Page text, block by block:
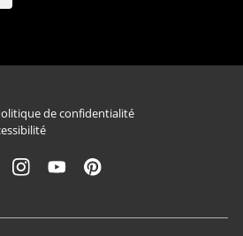
de page
de confidentialité